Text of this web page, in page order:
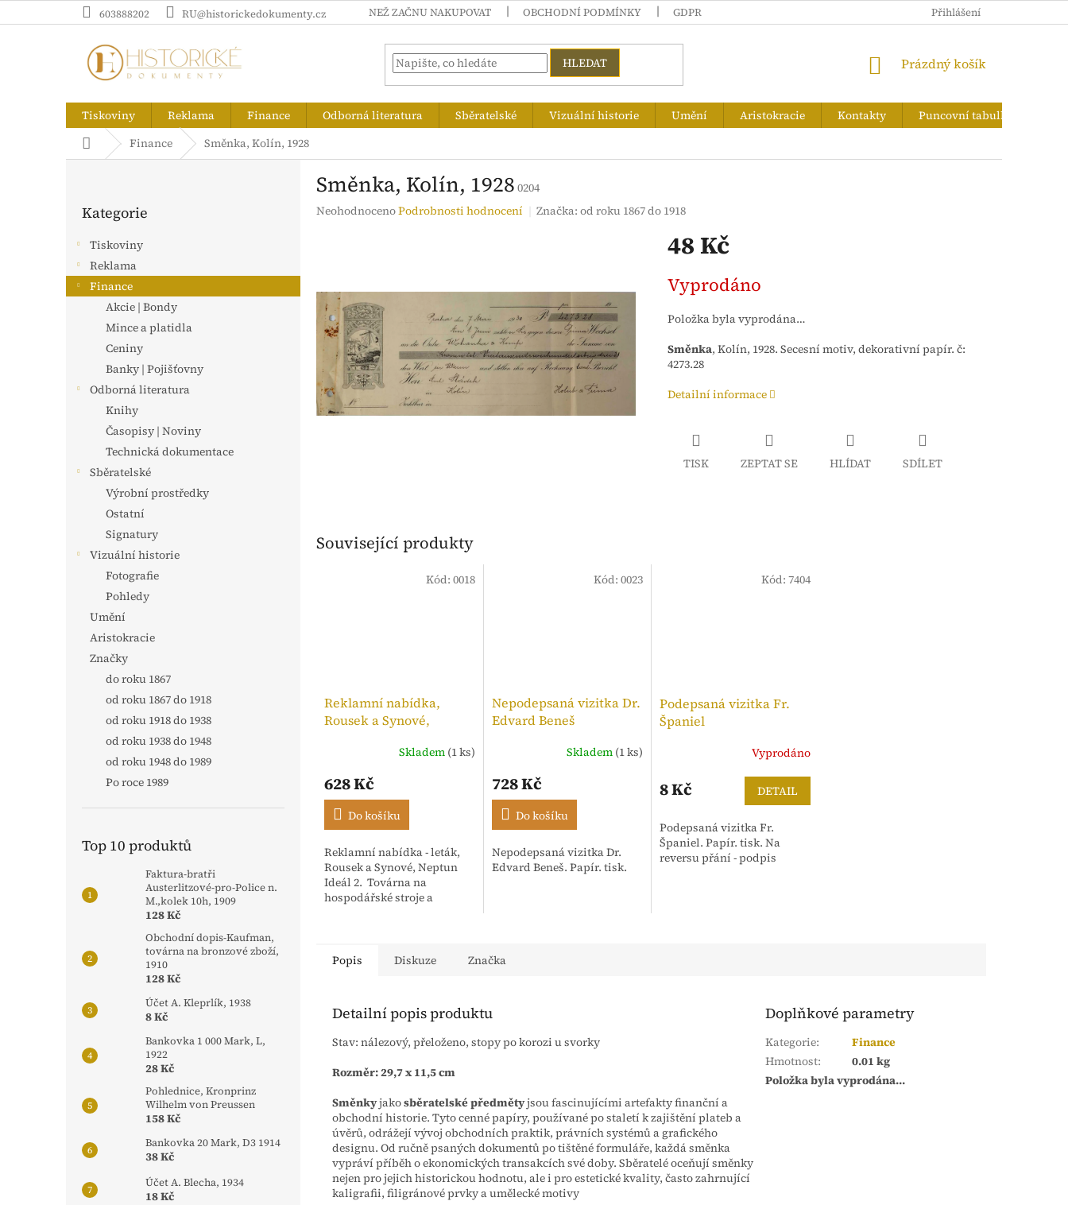
na
603888202 RU@historickedokumenty.cz NEŽ ZAČNU NAKUPOVAT OBCHODNÍ PODMÍNKY GDPR Přihlášení
HLEDAT
NÁKUPNÍ
Prázdný košík
Tiskoviny Reklama Finance Odborná literatura Sběratelské Vizuální historie Umění Aristokracie Kontakty Puncovní tabulka
Domů Finance Směnka, Kolín, 1928
n
kategorie
Kategorie
Tiskoviny
Reklama
Finance
Akcie | Bondy
Mince a platidla
Ceniny
Banky | Pojišťovny
Odborná literatura
Knihy
Časopisy | Noviny
Technická dokumentace
Sběratelské
Výrobní prostředky
Ostatní
Signatury
Vizuální historie
Fotografie
Pohledy
Umění
Aristokracie
Značky
do roku 1867
od roku 1867 do 1918
od roku 1918 do 1938
od roku 1938 do 1948
od roku 1948 do 1989
Po roce 1989
Top 10 produktů
Faktura-bratři
Austerlitzové-pro-Police n.
M.,kolek 10h, 1909
128 Kč
Obchodní dopis-Kaufman,
továrna na bronzové zboží,
1910
128 Kč
Účet A. Kleprlík, 1938
8 Kč
Bankovka 1 000 Mark, L,
1922
28 Kč
Pohlednice, Kronprinz
Wilhelm von Preussen
158 Kč
Bankovka 20 Mark, D3 1914
38 Kč
Účet A. Blecha, 1934
18 Kč
Směnka, Kolín, 1928 0204
Průměrné
hvězdiček.
NeohodnocenoPodrobnosti hodnocení Značka:od roku 1867 do 1918
48 Kč
cena:
Vyprodáno
Položka byla vyprodána…
Směnka, Kolín, 1928. Secesní motiv, dekorativní papír. č:
4273.28
Detailní informace
TISK ZEPTAT SE HLÍDAT SDÍLET
Související produkty
Reklamní nabídka,
Rousek a Synové,
Skladem (1 ks)
628 Kč
Do košíku
Reklamní nabídka - leták,
Rousek a Synové, Neptun
Ideál 2. Továrna na
hospodářské stroje a
Kód: 0018
Nepodepsaná vizitka Dr.
Edvard Beneš
Skladem (1 ks)
728 Kč
Do košíku
Nepodepsaná vizitka Dr.
Edvard Beneš. Papír. tisk.
Kód: 0023
Podepsaná vizitka Fr.
Španiel
Vyprodáno
8 Kč DETAIL
Podepsaná vizitka Fr.
Španiel. Papír. tisk. Na
reversu přání - podpis
Kód:7404
Popis Diskuze Značka
Detailní popis produktu
Stav: nálezový, přeloženo, stopy po korozi u svorky
Rozměr: 29,7 x 11,5 cm
Směnkyjakosběratelské předmětyjsou fascinujícími artefakty finanční a
obchodní historie. Tyto cenné papíry, používané po staletí k zajištění plateb a
úvěrů, odrážejí vývoj obchodních praktik, právních systémů a grafického
designu. Od ručně psaných dokumentů po tištěné formuláře, každá směnka
vypráví příběh o ekonomických transakcích své doby. Sběratelé oceňují směnky
nejen pro jejich historickou hodnotu, ale i pro estetické kvality, často zahrnující
kaligrafii, filigránové prvky a umělecké motivy
Doplňkové parametry
Kategorie:
Finance
Hmotnost:
0.01 kg
Položka byla vyprodána…